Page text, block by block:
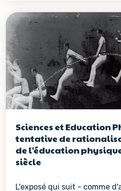
Sciences et Education
tentative de
de l'éducation
siècle
L'exposé qui suit - comme